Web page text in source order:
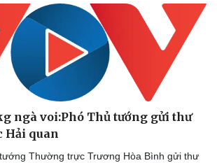
Chuyển đổi số
ngà voi:Phó Thủ tướng gửi thư
Hải quan
Thường trực Trương Hòa Bình gửi thư